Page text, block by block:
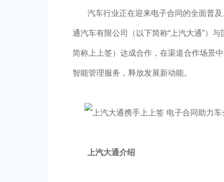
汽车行业正在迎来电子合同的全面普及
通汽车有限公司（以下简称“上汽大通”）
简称上上签）达成合作，在渠道合作场景
智能管理服务，释放发展新动能。
上汽大通介绍